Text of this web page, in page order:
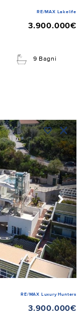
RE/MAX Lakelife
3.900.000€
9 Bagni
RE/MAX Luxury Hunters
3.900.000€